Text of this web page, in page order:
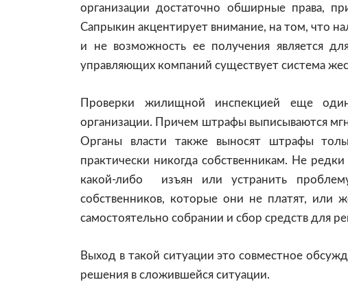
организации достаточно обширные права,
Сапрыкин акцентирует внимание, на том, что
и не возможность ее получения является
управляющих компаний существует система
Проверки жилищной инспекцией еще
организации. Причем штрафы выписываются
Органы власти также выносят штрафы
практически никогда собственникам. Не
какой-либо изъян или устранить
собственников, которые они не платят, или
самостоятельно собрании и сбор средств для
Выход в такой ситуации это совместное
решения в сложившейся ситуации.